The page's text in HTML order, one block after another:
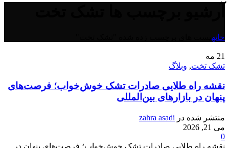
خانه
21 مه
تشک تخت, وبلاگ
نقشه راه طلایی صادرات تشک خوش‌خواب؛ فرصت‌های
پنهان در بازارهای بین‌المللی
منتشر شده در zahra asadi
می 21, 2026
0
نقشه راه طلایی صادرات تشک خوش‌خواب؛ فرصت‌های پنهان در